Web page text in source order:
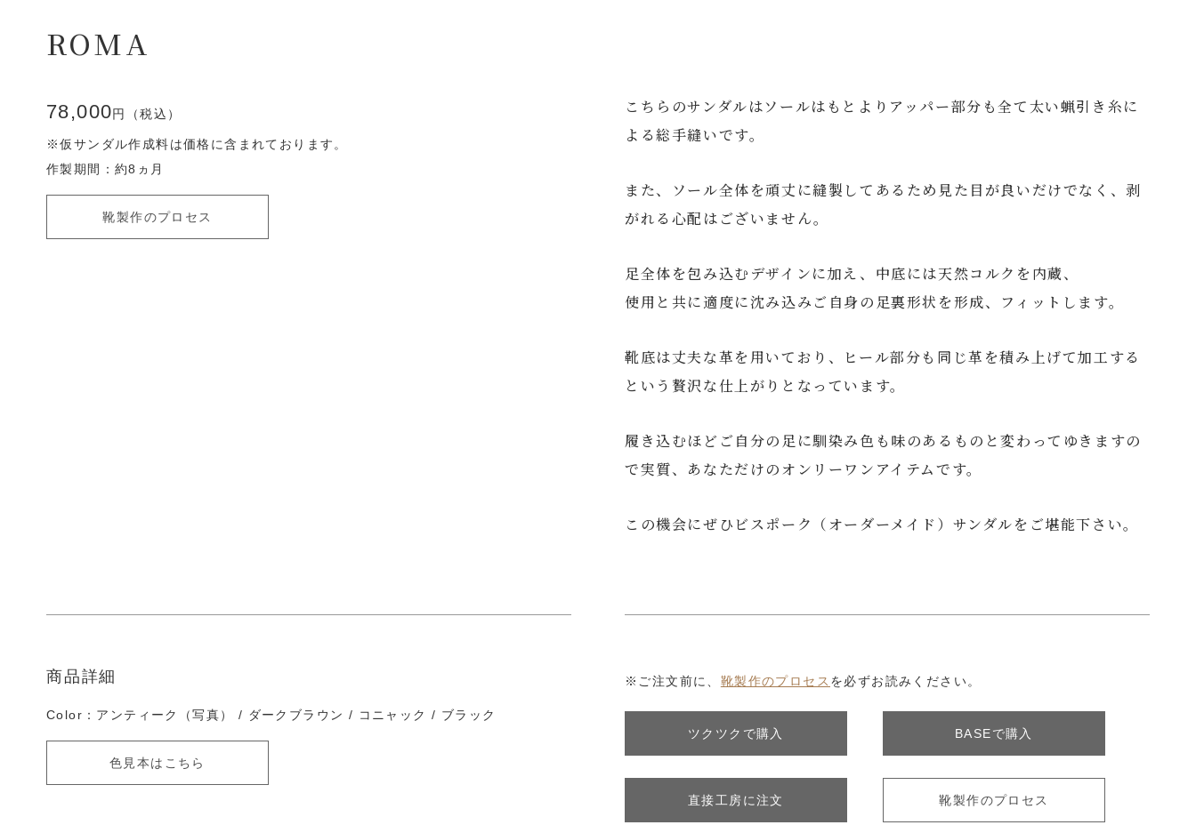
ROMA
78,000円（税込）
※仮サンダル作成料は価格に含まれております。
作製期間：約8ヵ月
靴製作のプロセス
こちらのサンダルはソールはもとよりアッパー部分も全て太い蝋引き糸に
よる総手縫いです。
また、ソール全体を頑丈に縫製してあるため見た目が良いだけでなく、剥
がれる心配はございません。
足全体を包み込むデザインに加え、中底には天然コルクを内蔵、
使用と共に適度に沈み込みご自身の足裏形状を形成、フィットします。
靴底は丈夫な革を用いており、ヒール部分も同じ革を積み上げて加工する
という贅沢な仕上がりとなっています。
履き込むほどご自分の足に馴染み色も味のあるものと変わってゆきますの
で実質、あなただけのオンリーワンアイテムです。
この機会にぜひビスポーク（オーダーメイド）サンダルをご堪能下さい。
商品詳細
Color：アンティーク（写真） / ダークブラウン / コニャック / ブラック
色見本はこちら
※ご注文前に、 靴製作のプロセス を必ずお読みください。
ツクツクで購入 BASEで購入
直接工房に注文 靴製作のプロセス